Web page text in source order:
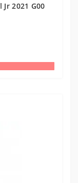
2021 G00